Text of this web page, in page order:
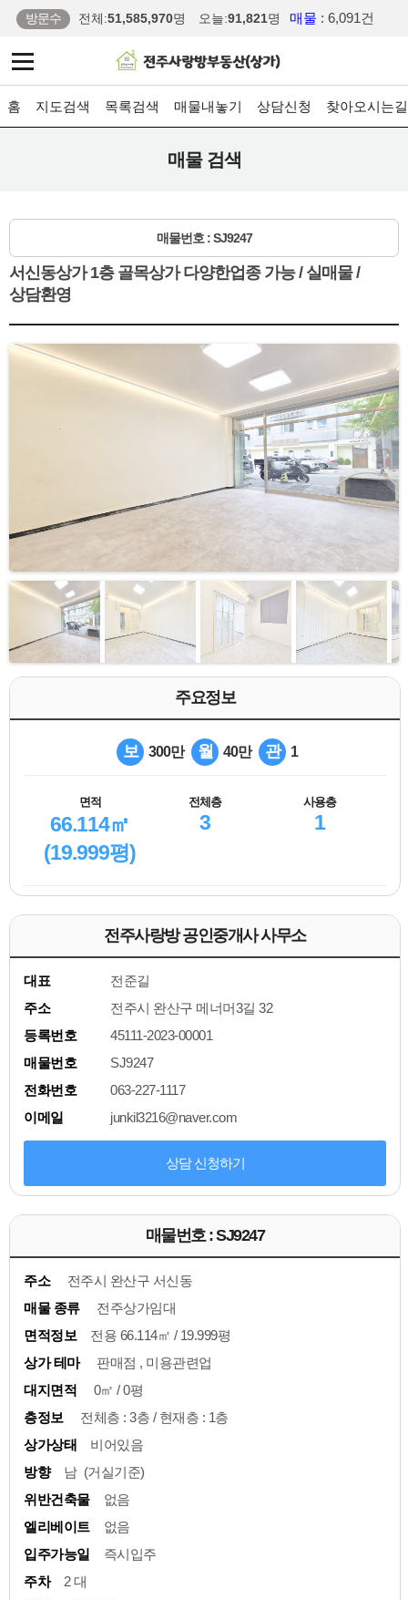
방문수 전체:51,585,970명 오늘:91,821명 매물 : 6,091건
홈 지도검색 목록검색 매물내놓기 상담신청 찾아오시는길
매물 검색
매물번호 : SJ9247
서신동상가 1층 골목상가 다양한업종 가능 / 실매물 /
상담환영
주요정보
보 300만 월 40만 관 1
면적
66.114㎡
(19.999평)
전체층
3
사용층
1
전주사랑방 공인중개사 사무소
대표
전준길
주소
전주시 완산구 메너머3길 32
등록번호
45111-2023-00001
매물번호
SJ9247
전화번호
063-227-1117
이메일
junkil3216@naver.com
상담 신청하기
매물번호 : SJ9247
주소
전주시 완산구 서신동
매물 종류
전주상가임대
면적정보
전용 66.114㎡ / 19.999평
상가 테마
판매점 , 미용관련업
대지면적
0㎡ / 0평
층정보
전체층 : 3층 / 현재층 : 1층
상가상태
비어있음
방향
남 (거실기준)
위반건축물
없음
엘리베이트
없음
입주가능일
즉시입주
주차
2 대